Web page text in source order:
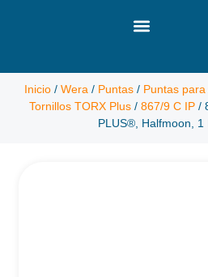
Inicio/ Wera / Puntas/ Puntas
Tornillos TORX Plus / 867/9 C IP /
PLUS®, Halfmoon, 1